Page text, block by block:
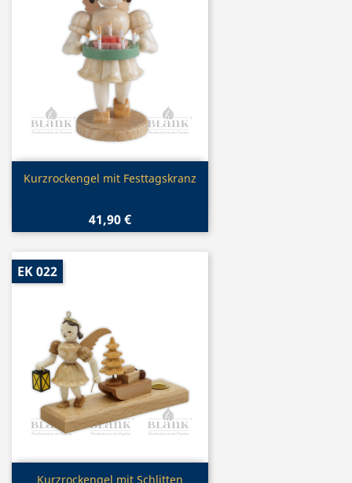
Vorschau
Kurzrockengel mit Festtagskranz
41,90 €
Kurzrockengel mit Schlitten
EK 022